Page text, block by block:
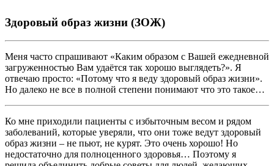
Здоровый образ жизни (ЗОЖ)
Меня часто спрашивают «Каким образом с Вашей ежедневной
загруженностью Вам удаётся так хорошо выглядеть?». Я
отвечаю просто: «Потому что я веду здоровый образ жизни».
Но далеко не все в полной степени понимают что это такое…
Ко мне приходили пациенты с избыточным весом и рядом
заболеваний, которые уверяли, что они тоже ведут здоровый
образ жизни – не пьют, не курят. Это очень хорошо! Но
недостаточно для полноценного здоровья… Поэтому я